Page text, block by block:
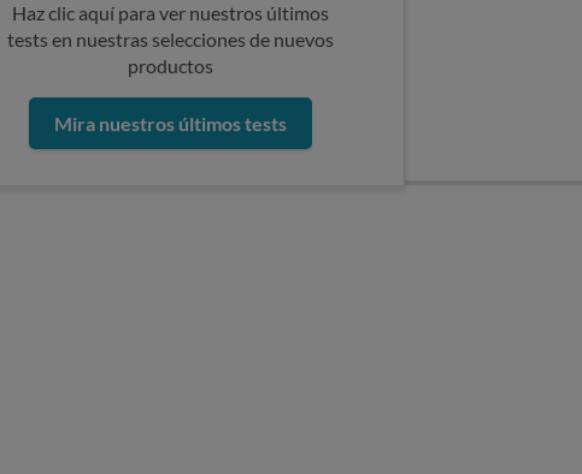
Haz clic aquí para ver nuestros últimos
tests en nuestras selecciones de nuevos
productos
Mira nuestros últimos tests